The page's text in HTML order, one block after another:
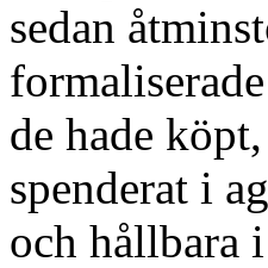
sedan
de hade
spenderat i
och hållbara